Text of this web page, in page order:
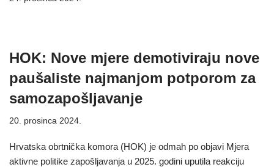
HOK: Nove mjere demotiviraju nove
paušaliste najmanjom potporom za
samozapošljavanje
20. prosinca 2024.
Hrvatska obrtnička komora (HOK) je odmah po objavi Mjera
aktivne politike zapošljavanja u 2025. godini uputila reakciju